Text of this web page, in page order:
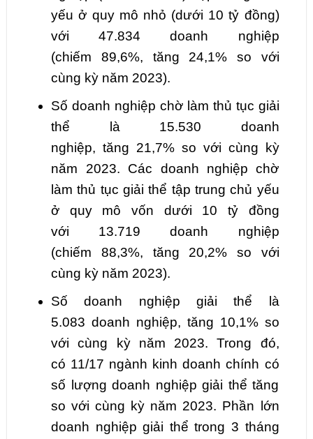
yếu ở quy mô nhỏ (dưới 10 tỷ đồng)
với47.834 doanh nghiệp
(chiếm 89,6%, tăng 24,1% so với
cùng kỳ năm 2023).
Số doanh nghiệp chờ làm thủ tục giải
thể là 15.530 doanh
nghiệp,tăng 21,7% so với cùng kỳ
năm 2023. Các doanh nghiệp chờ
làm thủ tục giải thể tập trung chủ yếu
ở quy mô vốn dưới 10 tỷ đồng
với 13.719 doanh nghiệp
(chiếm 88,3%, tăng 20,2% so với
cùng kỳ năm 2023).
Số doanh nghiệp giải thể là
5.083 doanh nghiệp, tăng 10,1% so
với cùng kỳ năm 2023. Trong đó,
có 11/17 ngành kinh doanh chính có
số lượng doanh nghiệp giải thể tăng
so với cùng kỳ năm 2023. Phần lớn
doanh nghiệp giải thể trong 3 tháng